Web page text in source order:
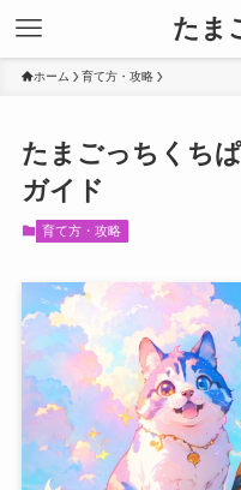
たま
ホーム 育て方・攻略
たまごっちくち
ガイド
育て方・攻略